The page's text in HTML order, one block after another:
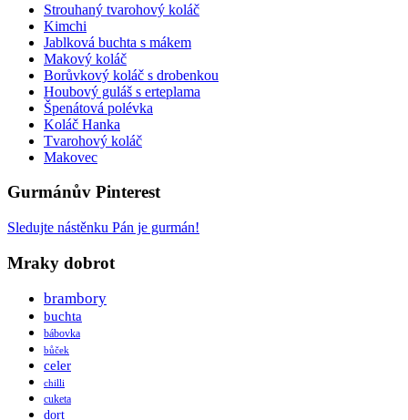
Strouhaný tvarohový koláč
Kimchi
Jablková buchta s mákem
Makový koláč
Borůvkový koláč s drobenkou
Houbový guláš s erteplama
Špenátová polévka
Koláč Hanka
Tvarohový koláč
Makovec
Gurmánův Pinterest
Sledujte nástěnku Pán je gurmán!
Mraky dobrot
brambory
buchta
bábovka
bůček
celer
chilli
cuketa
dort